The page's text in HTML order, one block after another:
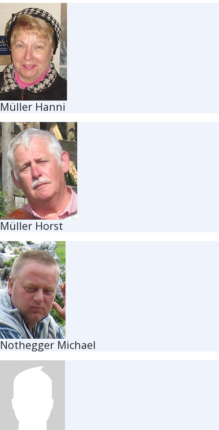
Müller Hanni
Müller Horst
Nothegger Michael